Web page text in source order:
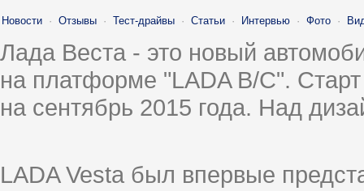
Новости · Отзывы · Тест-драйвы · Статьи · Интервью · Фото ·
Лада Веста - это новый
на платформе "LADA B/C".
на сентябрь 2015 года. Над
LADA Vesta был впервые